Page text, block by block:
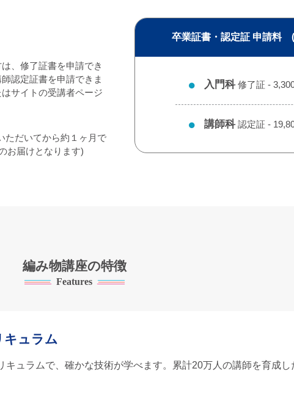
、修了証書を申請でき
認定証書を申請できま
サイトの受講者ページ
ただいてから約１ヶ月で
お届けとなります)
卒業証書・認定証 申請料
入門科修了証 -
講師科認定証 -
編み物講座の特徴
Features
キュラム
キュラムで、確かな技術が学べます。累計20万人の講師を育成し